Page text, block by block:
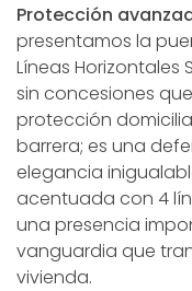
Protección
presentamos la
Líneas Horizontales
sin concesiones
protección
barrera; es una
elegancia
acentuada con 4
una presencia
vanguardia que
vivienda.